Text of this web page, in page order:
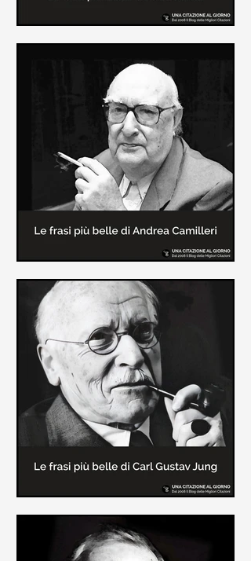
In questa pagina sono raccolte le
frasi più belle di Frida Kahlo
sull'amore e sulla vita.
Le frasi più belle di Andrea
Camilleri
In questa sezione sono raccolte le
frasi più belle di Andrea Camilleri, il
creatore dei libri sulle vicende del
Commissario Montalbano
Le frasi più belle di Carl Gustav